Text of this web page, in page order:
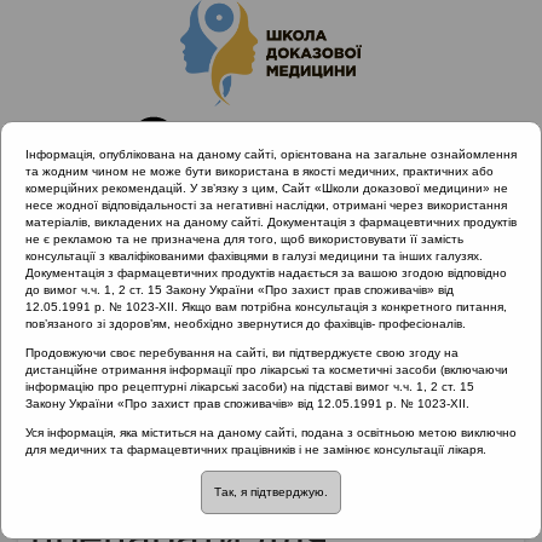
Головна
Матеріали за МКХ-11
04 Порушення імунної системи
Специфічна імунотерапія та препарати для лікування
алергічного назофарингіту
Специфічна
імунотерапія та
Інформація, опублікована на даному сайті, орієнтована на загальне ознайомлення
та жодним чином не може бути використана в якості медичних, практичних або
комерційних рекомендацій. У зв’язку з цим, Сайт «Школи доказової медицини» не
несе жодної відповідальності за негативні наслідки, отримані через використання
матеріалів, викладених на даному сайті. Документація з фармацевтичних продуктів
не є рекламою та не призначена для того, щоб використовувати її замість
консультації з кваліфікованими фахівцями в галузі медицини та інших галузях.
Документація з фармацевтичних продуктів надається за вашою згодою відповідно
до вимог ч.ч. 1, 2 ст. 15 Закону України «Про захист прав споживачів» від
12.05.1991 р. № 1023-XII. Якщо вам потрібна консультація з конкретного питання,
пов’язаного зі здоров’ям, необхідно звернутися до фахівців- професіоналів.
Продовжуючи своє перебування на сайті, ви підтверджуєте свою згоду на
дистанційне отримання інформації про лікарські та косметичні засоби (включаючи
інформацію про рецептурні лікарські засоби) на підставі вимог ч.ч. 1, 2 ст. 15
Закону України «Про захист прав споживачів» від 12.05.1991 р. № 1023-XII.
Уся інформація, яка міститься на даному сайті, подана з освітньою метою виключно
для медичних та фармацевтичних працівників і не замінює консультації лікаря.
Так, я підтверджую.